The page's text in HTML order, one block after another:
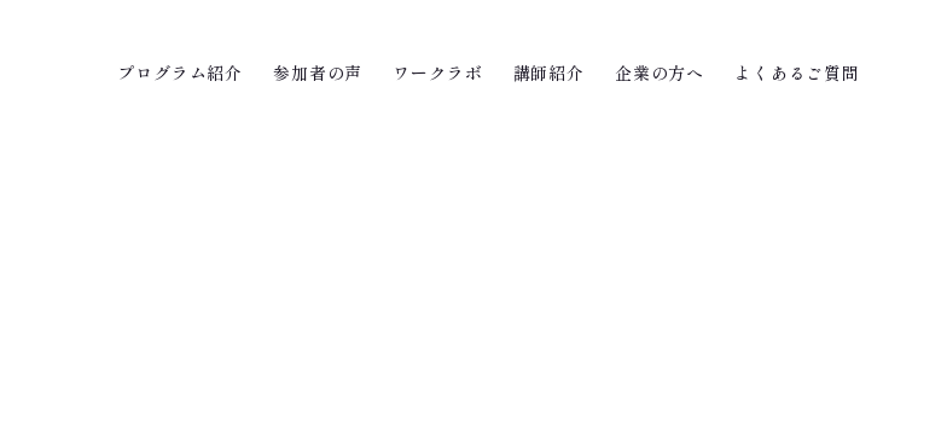
プログラム紹介 参加者の声 ワークラボ 講師紹介 企業の方へ よくあるご質問